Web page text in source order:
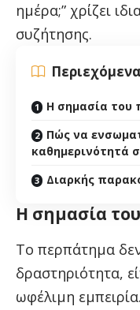
ημέρα;” χρίζει
συζήτησης.
Περιεχόμενα
Η σημασία του
Πώς να
καθημερινότητά
Διαρκής
Η σημασία
Το περπάτημα
δραστηριότητα,
ωφέλιμη